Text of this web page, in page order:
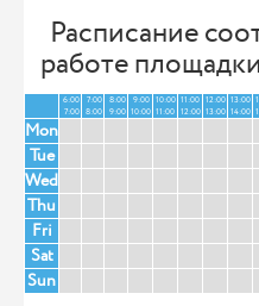
Расписание
работе площадки
6:00
7:00
7:00
8:00
8:00
9:00
9:00
10:00
10:00
11:00
11:00
12:00
12:00
13:00
13:00
14:00
Mon
Tue
Wed
Thu
Fri
Sat
Sun